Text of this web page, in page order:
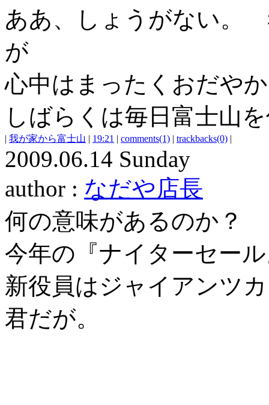
ああ、しょうがない。
が
心中はまったくおだや
しばらくは毎日富士山
| 我が家から富士山 | 19:21 | comments(1) | trackbacks(0) |
2009.06.14 Sunday
author : なだや店長
何の意味があるのか？
今年の『ナイターセー
新役員はジャイアンツ
君だが。